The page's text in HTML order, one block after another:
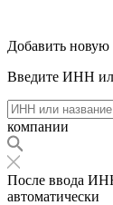
Добавить
Введите ИНН
компании
После ввода
автоматически